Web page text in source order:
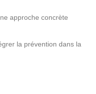
approche concrète
la prévention dans la